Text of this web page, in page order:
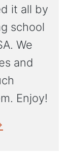
it all by
school
We
and
Enjoy!